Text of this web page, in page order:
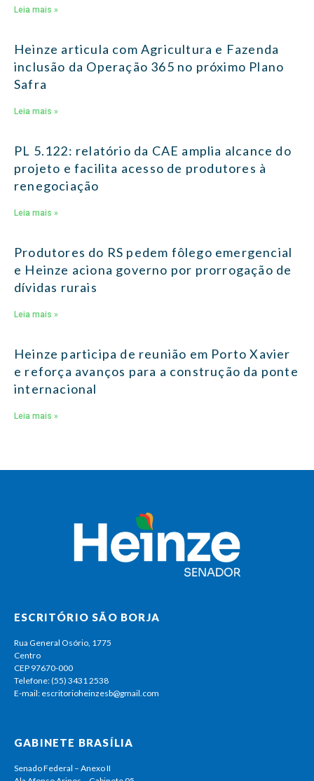
Leia mais »
Heinze articula com Agricultura e Fazenda
inclusão da Operação 365 no próximo Plano
Safra
Leia mais »
PL 5.122: relatório da CAE amplia alcance do
projeto e facilita acesso de produtores à
renegociação
Leia mais »
Produtores do RS pedem fôlego emergencial
e Heinze aciona governo por prorrogação de
dívidas rurais
Leia mais »
Heinze participa de reunião em Porto Xavier
e reforça avanços para a construção da ponte
internacional
Leia mais »
ESCRITÓRIO SÃO BORJA
Rua General Osório, 1775
Centro
CEP 97670-000
Telefone: (55) 3431 2538
E-mail: escritorioheinzesb@gmail.com
GABINETE BRASÍLIA
Senado Federal – Anexo II